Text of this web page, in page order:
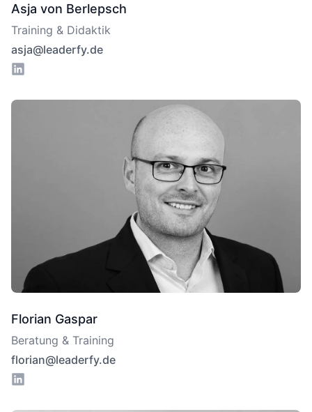
Asja von Berlepsch
Training & Didaktik
asja@leaderfy.de
Florian Gaspar
Beratung & Training
florian@leaderfy.de